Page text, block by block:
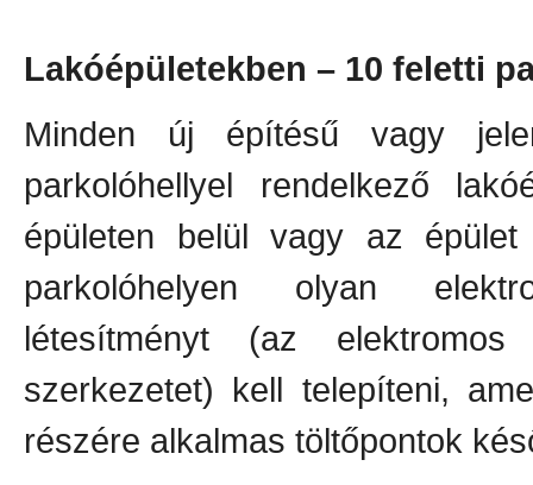
Lakóépületekben – 10 feletti
Minden új építésű vagy
parkolóhellyel rendelkező
épületen belül vagy az
parkolóhelyen olyan
létesítményt (az elektromos
szerkezetet) kell telepíteni,
részére alkalmas töltőpontok